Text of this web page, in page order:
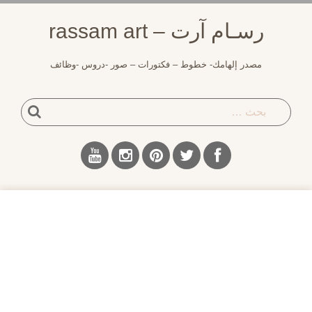
رسـام آرت – rassam art
مصدر إلهامك- خطوط – فكتورات – صور -دروس -وظائف